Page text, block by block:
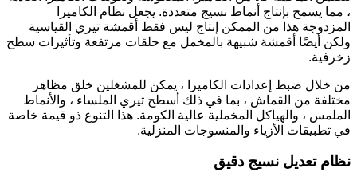
، مما يسمح بإنتاج أنماط نسيج متعددة. يجعل نظام الكاميرا
المزدوجة هذا من الممكن إنتاج ليس فقط أقمشة تيري القياسية
ولكن أيضًا أقمشة شبيهة بالمخمل مع حلقات مرتفعة وتأثيرات سطح
زخرفية.
من خلال ضبط إعدادات الكاميرا ، يمكن للمشغلين خلق مظاهر
مختلفة من القماش ، بما في ذلك أسطح تيري الملساء ، والأنماط
الملمس ، والهياكل المخملية عالية الكومة. هذا التنوع ذو قيمة خاصة
في تطبيقات الأزياء والمنسوجات المنزلية.
نظام تعديل نسيج دقيق